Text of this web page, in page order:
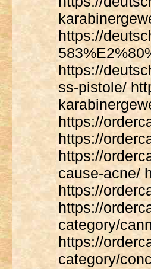
https://
https://
ss-pistole/
https://
https://
https://
cause-acne/
https://
https://
category/
https://
category/